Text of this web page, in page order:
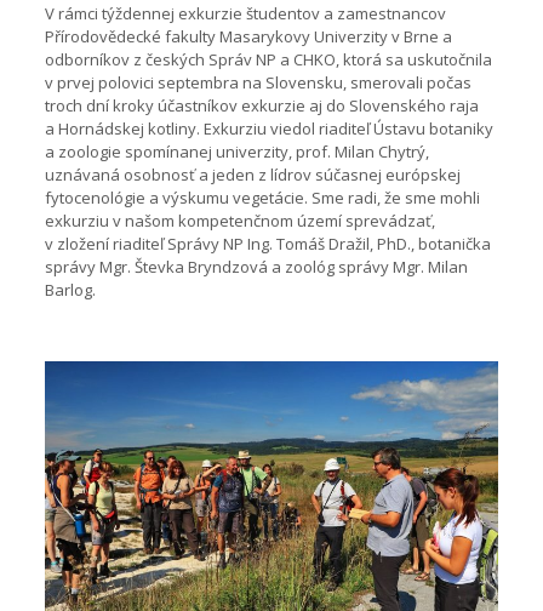
V rámci týždennej exkurzie študentov a zamestnancov
Přírodovědecké fakulty Masarykovy Univerzity v Brne a
odborníkov z českých Správ NP a CHKO, ktorá sa uskutočnila
v prvej polovici septembra na Slovensku, smerovali počas
troch dní kroky účastníkov exkurzie aj do Slovenského raja
a Hornádskej kotliny. Exkurziu viedol riaditeľ Ústavu botaniky
a zoologie spomínanej univerzity, prof. Milan Chytrý,
uznávaná osobnosť a jeden z lídrov súčasnej európskej
fytocenológie a výskumu vegetácie. Sme radi, že sme mohli
exkurziu v našom kompetenčnom území sprevádzať,
v zložení riaditeľ Správy NP Ing. Tomáš Dražil, PhD., botanička
správy Mgr. Števka Bryndzová a zoológ správy Mgr. Milan
Barlog.